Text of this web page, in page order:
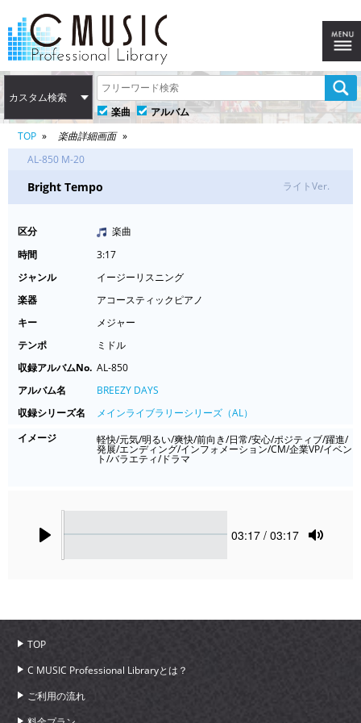
カスタム検索
楽曲
アルバム
TOP
楽曲詳細画面
AL-850 M-20
Bright Tempo ライトVer.
区分
楽曲
時間
3:17
ジャンル
イージーリスニング
楽器
アコースティックピアノ
キー
メジャー
テンポ
ミドル
収録アルバムNo. AL-850
アルバム名
BREEZY DAYS
収録シリーズ名
メインライブラリーシリーズ（AL）
イメージ
軽快/元気/明るい/爽快/前向き/日常/安心/ポジティブ/躍進/
発展/エンディング/インフォメーション/CM/企業VP/イベン
ト/バラエティ/ドラマ
Current
03:17 / 03:17
TOP
C MUSIC Professional Libraryとは？
ご利用の流れ